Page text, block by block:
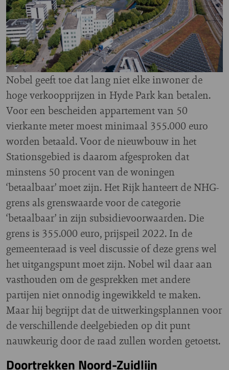
Nobel geeft toe dat lang niet elke inwoner de
hoge verkoopprijzen in Hyde Park kan betalen.
Voor een bescheiden appartement van 50
vierkante meter moest minimaal 355.000 euro
worden betaald. Voor de nieuwbouw in het
Stationsgebied is daarom afgesproken dat
minstens 50 procent van de woningen
‘betaalbaar’ moet zijn. Het Rijk hanteert de NHG-
grens als grenswaarde voor de categorie
‘betaalbaar’ in zijn subsidievoorwaarden. Die
grens is 355.000 euro, prijspeil 2022. In de
gemeenteraad is veel discussie of deze grens wel
het uitgangspunt moet zijn. Nobel wil daar aan
vasthouden om de gesprekken met andere
partijen niet onnodig ingewikkeld te maken.
Maar hij begrijpt dat de uitwerkingsplannen voor
de verschillende deelgebieden op dit punt
nauwkeurig door de raad zullen worden getoetst.
Doortrekken Noord-Zuidlijn